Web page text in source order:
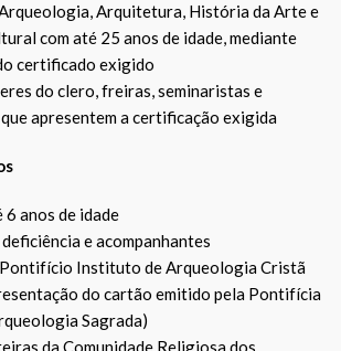
Arquitetura, História da Arte e
com até 25 anos de idade, mediante
certificado exigido
do clero, freiras, seminaristas e
apresentem a certificação exigida
6 anos de idade
e acompanhantes
Instituto de Arqueologia Cristã
do cartão emitido pela Pontifícia
Sagrada)
da Comunidade Religiosa dos